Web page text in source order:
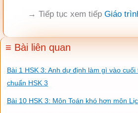
→ Tiếp tục xem tiếp Giáo
≡ Bài liên quan
Bài 1 HSK 3: Anh dự định làm gì vào
chuẩn HSK 3
Bài 10 HSK 3: Môn Toán khó hơn môn